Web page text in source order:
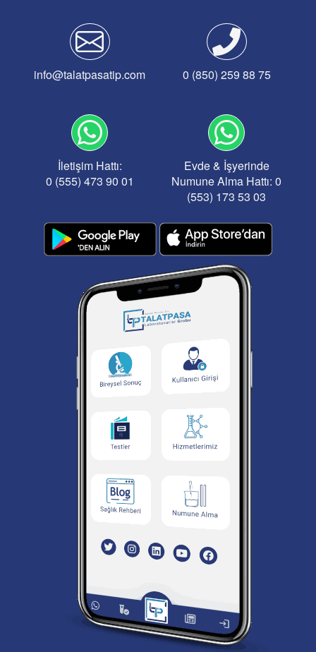
info@talatpasatip.com 0 (850) 259 88 75
İletişim Hattı:
0 (555) 473 90 01
Evde & İşyerinde
Numune Alma Hattı: 0
(553) 173 53 03